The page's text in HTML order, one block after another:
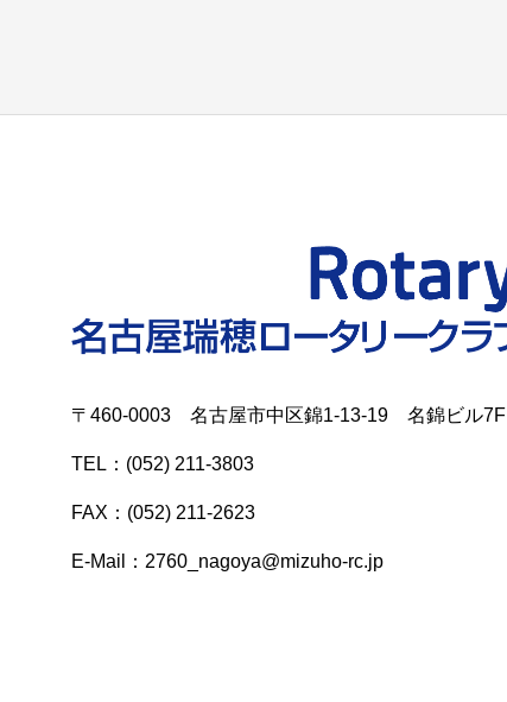
〒460-0003 名古屋市中区錦1-13-19 名錦ビル7F
TEL：(052) 211-3803
FAX：(052) 211-2623
E-Mail：2760_nagoya@mizuho-rc.jp